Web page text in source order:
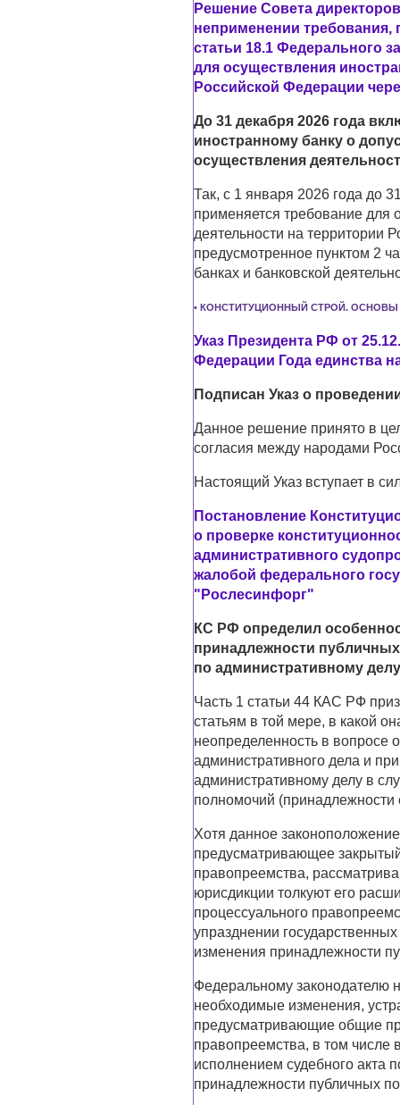
Решение Совета
неприменении требования,
статьи 18.1 Федерального
для осуществления
Российской Федерации
До 31 декабря 2026 года
иностранному банку о
осуществления
Так, с 1 января 2026 года до
применяется требование
деятельности на территории
предусмотренное пунктом 2
банках и банковской
• КОНСТИТУЦИОННЫЙ СТРОЙ. ОСНОВЫ
Указ Президента РФ от
Федерации Года единства
Подписан Указ о
Данное решение принято в
согласия между народами
Настоящий Указ вступает в
Постановление
о проверке
административного
жалобой федерального
"Рослесинфорг"
КС РФ определил
принадлежности
по административному делу
Часть 1 статьи 44 КАС РФ
статьям в той мере, в какой
неопределенность в вопросе
административного дела и
административному делу в
полномочий
Хотя данное
предусматривающее
правопреемства,
юрисдикции толкуют его
процессуального
упразднении
изменения принадлежности
Федеральному законодателю
необходимые изменения,
предусматривающие общие
правопреемства, в том числе
исполнением судебного акта
принадлежности публичных